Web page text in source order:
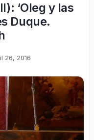
‘Oleg y las
Duque.
26, 2016